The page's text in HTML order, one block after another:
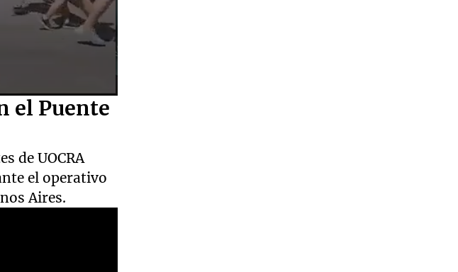
el Puente
de UOCRA
el operativo
Aires.